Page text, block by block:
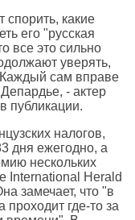
какие
его "русская
все это сильно
уверять,
сам вправе
- актер
публикации.
налогов,
дня ежегодно, а
нескольких
International Herald
замечает, что "в
проходит где-то за